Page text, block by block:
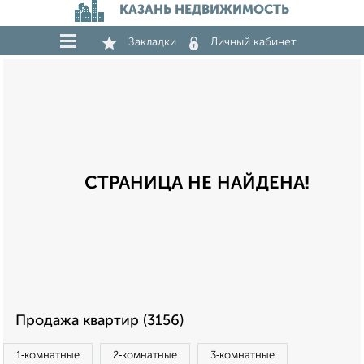
КАЗАНЬ НЕДВИЖИМОСТЬ
Закладки Личный кабинет
СТРАНИЦА НЕ НАЙДЕНА!
Продажа квартир (3156)
1‑комнатные 2‑комнатные 3‑комнатные